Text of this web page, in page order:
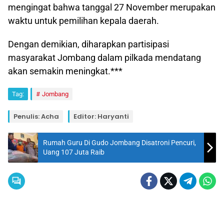
mengingat bahwa tanggal 27 November merupakan
waktu untuk pemilihan kepala daerah.
Dengan demikian, diharapkan partisipasi
masyarakat Jombang dalam pilkada mendatang
akan semakin meningkat.***
Tag: Jombang
Penulis: Acha Editor: Haryanti
Rumah Guru Di Gudo Jombang Disatroni Pencuri,
Uang 107 Juta Raib